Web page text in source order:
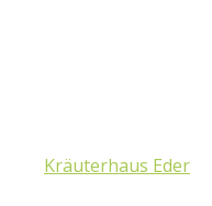
Kräuterhaus Eder